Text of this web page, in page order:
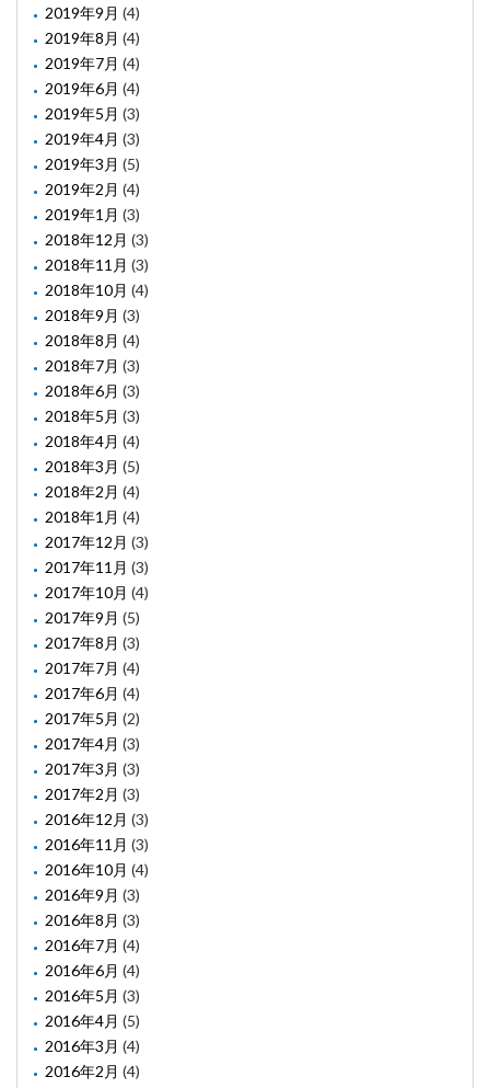
2019年9月 (4)
2019年8月 (4)
2019年7月 (4)
2019年6月 (4)
2019年5月 (3)
2019年4月 (3)
2019年3月 (5)
2019年2月 (4)
2019年1月 (3)
2018年12月 (3)
2018年11月 (3)
2018年10月 (4)
2018年9月 (3)
2018年8月 (4)
2018年7月 (3)
2018年6月 (3)
2018年5月 (3)
2018年4月 (4)
2018年3月 (5)
2018年2月 (4)
2018年1月 (4)
2017年12月 (3)
2017年11月 (3)
2017年10月 (4)
2017年9月 (5)
2017年8月 (3)
2017年7月 (4)
2017年6月 (4)
2017年5月 (2)
2017年4月 (3)
2017年3月 (3)
2017年2月 (3)
2016年12月 (3)
2016年11月 (3)
2016年10月 (4)
2016年9月 (3)
2016年8月 (3)
2016年7月 (4)
2016年6月 (4)
2016年5月 (3)
2016年4月 (5)
2016年3月 (4)
2016年2月 (4)